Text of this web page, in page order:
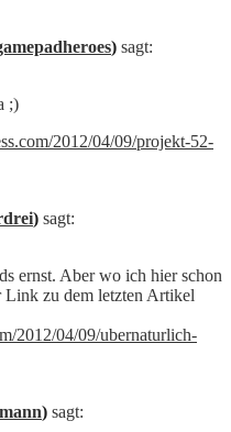
) sagt:
;)
2012/04/09/projekt-52-
) sagt:
ernst. Aber wo ich hier schon
Link zu dem letzten Artikel
2012/04/09/ubernaturlich-
) sagt: